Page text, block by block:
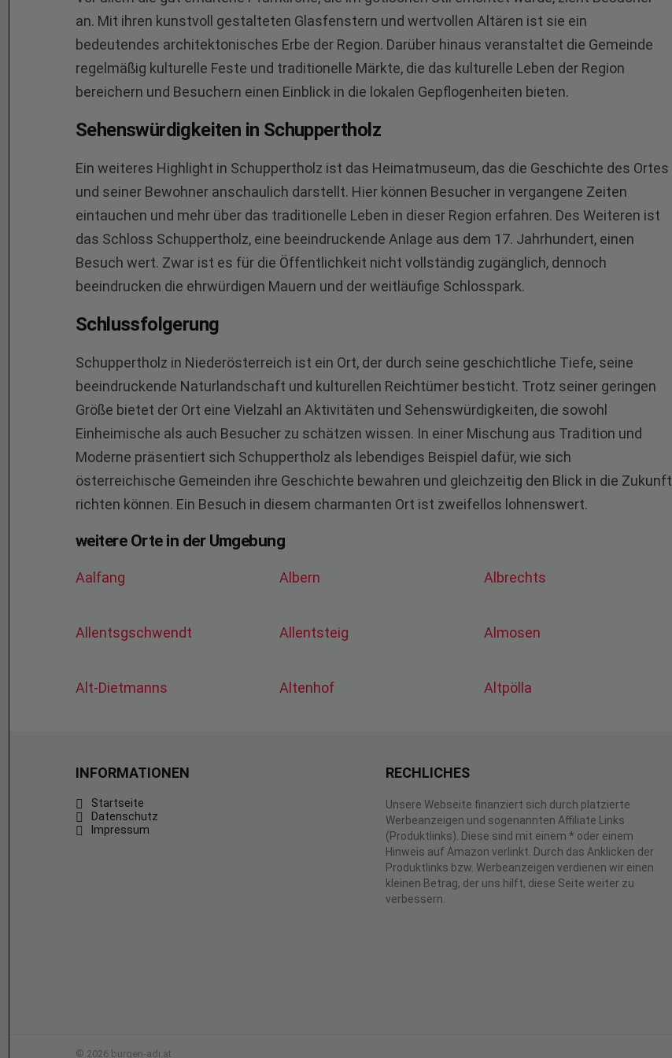
an. Mit ihren kunstvoll gestalteten Glasfenstern und wertvollen Altären ist sie ein
bedeutendes architektonisches Erbe der Region. Darüber hinaus veranstaltet die Gemeinde
regelmäßig kulturelle Feste und traditionelle Märkte, die das kulturelle Leben der Region
bereichern und Besuchern einen Einblick in die lokalen Gepflogenheiten bieten.
Sehenswürdigkeiten in Schuppertholz
Ein weiteres Highlight in Schuppertholz ist das Heimatmuseum, das die Geschichte des Ortes
und seiner Bewohner anschaulich darstellt. Hier können Besucher in vergangene Zeiten
eintauchen und mehr über das traditionelle Leben in dieser Region erfahren. Des Weiteren ist
das Schloss Schuppertholz, eine beeindruckende Anlage aus dem 17. Jahrhundert, einen
Besuch wert. Zwar ist es für die Öffentlichkeit nicht vollständig zugänglich, dennoch
beeindrucken die ehrwürdigen Mauern und der weitläufige Schlosspark.
Schlussfolgerung
Schuppertholz in Niederösterreich ist ein Ort, der durch seine geschichtliche Tiefe, seine
beeindruckende Naturlandschaft und kulturellen Reichtümer besticht. Trotz seiner geringen
Größe bietet der Ort eine Vielzahl an Aktivitäten und Sehenswürdigkeiten, die sowohl
Einheimische als auch Besucher zu schätzen wissen. In einer Mischung aus Tradition und
Moderne präsentiert sich Schuppertholz als lebendiges Beispiel dafür, wie sich
österreichische Gemeinden ihre Geschichte bewahren und gleichzeitig den Blick in die Zukunft
richten können. Ein Besuch in diesem charmanten Ort ist zweifellos lohnenswert.
weitere Orte in der Umgebung
Aalfang Albern Albrechts
Allentsgschwendt Allentsteig Almosen
Alt-Dietmanns Altenhof Altpölla
INFORMATIONEN
Startseite
Datenschutz
Impressum
RECHLICHES
Unsere Webseite finanziert sich durch platzierte
Werbeanzeigen und sogenannten Affiliate Links
(Produktlinks). Diese sind mit einem * oder einem
Hinweis auf Amazon verlinkt. Durch das Anklicken der
Produktlinks bzw. Werbeanzeigen verdienen wir einen
kleinen Betrag, der uns hilft, diese Seite weiter zu
verbessern.
© 2026 burgen-adi.at